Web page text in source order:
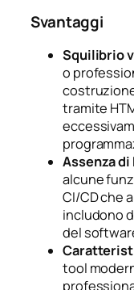
Svantaggi
Squilibrio
o
tramite
Assenza
alcune
CI/CD che
includono
del
tool